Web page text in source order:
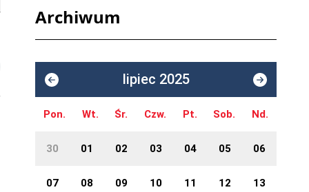
Archiwum
lipiec 2025
Pon. Wt. Śr. Czw. Pt. Sob. Nd.
30 01 02 03 04 05 06
07 08 09 10 11 12 13